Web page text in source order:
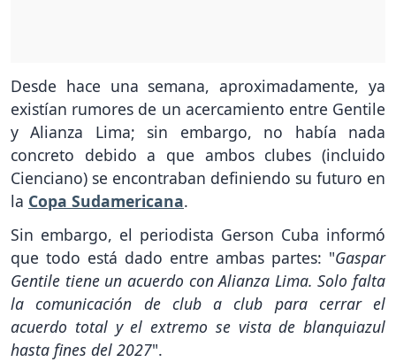
Desde hace una semana, aproximadamente, ya
existían rumores de un acercamiento entre Gentile
y Alianza Lima; sin embargo, no había nada
concreto debido a que ambos clubes (incluido
Cienciano) se encontraban definiendo su futuro en
la Copa Sudamericana.
Sin embargo, el periodista Gerson Cuba informó
que todo está dado entre ambas partes: "Gaspar
Gentile tiene un acuerdo con Alianza Lima. Solo falta
la comunicación de club a club para cerrar el
acuerdo total y el extremo se vista de blanquiazul
hasta fines del 2027".